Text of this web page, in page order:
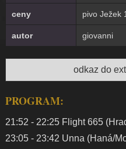
ceny pivo Ježek
autor giovanni
odkaz do
PROGRAM:
21:52 - 22:25 Flight 665
23:05 - 23:42 Unna (Haná/